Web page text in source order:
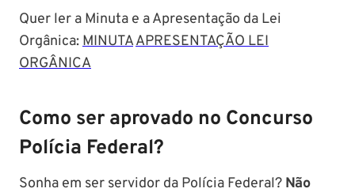
Quer ler a Minuta e a Apresentação da Lei
Orgânica:MINUTAAPRESENTAÇÃO LEI
ORGÂNICA
Como ser aprovado no Concurso
Polícia Federal?
Sonha em ser servidor da Polícia Federal? Não